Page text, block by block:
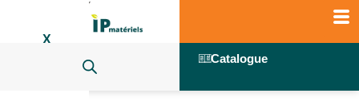
X
Catalogue